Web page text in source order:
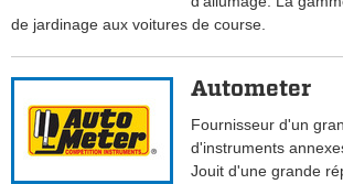
de jardinage aux voitures de course.
Autometer
Fournisseur d'un
d'instruments
Jouit d'une grande